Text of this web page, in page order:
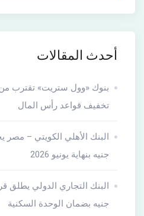
أحدث المقالات
بنوك «وول ستريت» تقترب
تخفيف قواعد رأس المال
جنيه بنهاية يونيو 2026
جنيه بضمان الوحدة السكنية